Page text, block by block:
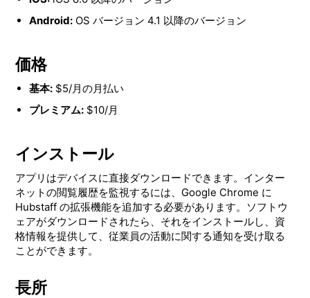
Android: OS バージョン 4.1 以降のバージョン
価格
基本: $5/月の月払い
プレミアム: $10/月
インストール
アプリはデバイスに直接ダウンロードできます。インター
ネットの閲覧履歴を監視するには、Google Chrome に
Hubstaff の拡張機能を追加する必要があります。ソフトウ
ェアがダウンロードされたら、それをインストールし、資
格情報を提供して、従業員の活動に関する通知を受け取る
ことができます。
長所